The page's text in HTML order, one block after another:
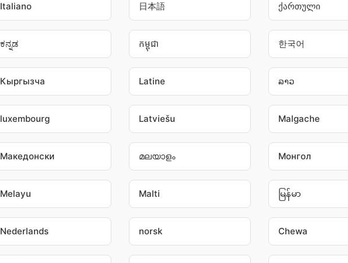
Italiano 日本語 ქართული
ಕನ್ನಡ កម្ពុជា 한국어
Кыргызча Latine ລາວ
luxembourg Latviešu Malgache
Македонски മലയാളം Монгол
Melayu Malti မြန်မာ
Nederlands norsk Chewa